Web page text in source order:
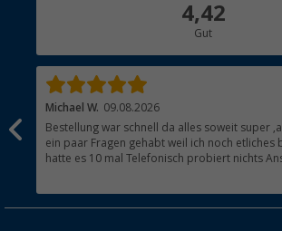
4,42
Gut
Michael W. 09.08.2026
Bestellung war schnell da alles soweit super
ein paar Fragen gehabt weil ich noch etliches
hatte es 10 mal Telefonisch probiert nichts